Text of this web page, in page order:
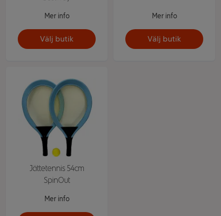
Mer info
Välj butik
Mer info
Välj butik
Jättetennis 54cm
SpinOut
Mer info